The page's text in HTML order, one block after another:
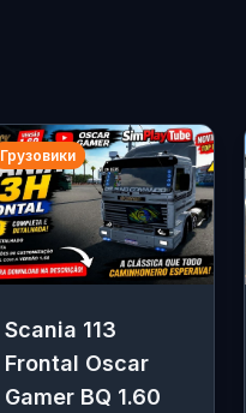
Грузовики
Scania 113
Frontal Oscar
Gamer BQ 1.60